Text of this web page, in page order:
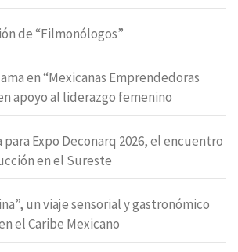
de “Filmonólogos”
en “Mexicanas Emprendedoras
apoyo al liderazgo femenino
para Expo Deconarq 2026, el encuentro
en el Sureste
un viaje sensorial y gastronómico
el Caribe Mexicano